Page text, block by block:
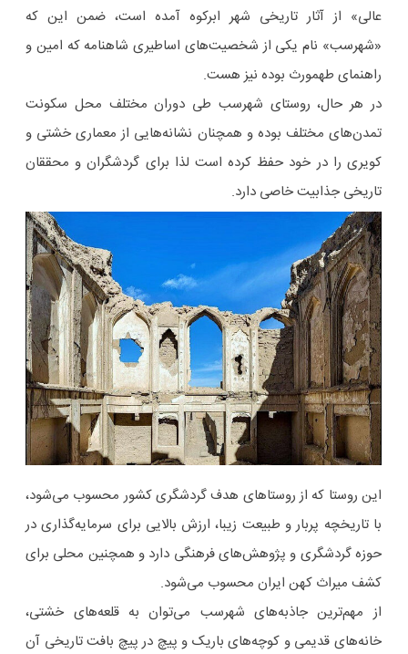
عالی» از آثار تاریخی شهر ابرکوه آمده است، ضمن این که
«شهرسب» نام یکی از شخصیت‌های اساطیری شاهنامه که امین و
راهنمای طهمورث بوده نیز هست.
در هر حال، روستای شهرسب طی دوران مختلف محل سکونت
تمدن‌های مختلف بوده و همچنان نشانه‌هایی از معماری خشتی و
کویری را در خود حفظ کرده است لذا برای گردشگران و محققان
تاریخی جذابیت خاصی دارد.
این روستا که از روستاهای هدف گردشگری کشور محسوب می‌شود،
با تاریخچه پربار و طبیعت زیبا، ارزش بالایی برای سرمایه‌گذاری در
حوزه گردشگری و پژوهش‌های فرهنگی دارد و همچنین محلی برای
کشف میراث کهن ایران محسوب می‌شود.
از مهم‌ترین جاذبه‌های شهرسب می‌توان به قلعه‌های خشتی،
خانه‌های قدیمی و کوچه‌های باریک و پیچ‌ در پیچ بافت تاریخی آن